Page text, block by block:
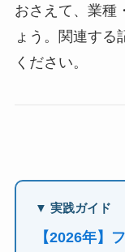
おさえて、業種
ょう。関連する
ください。
▼ 実践ガイド
【2026年】